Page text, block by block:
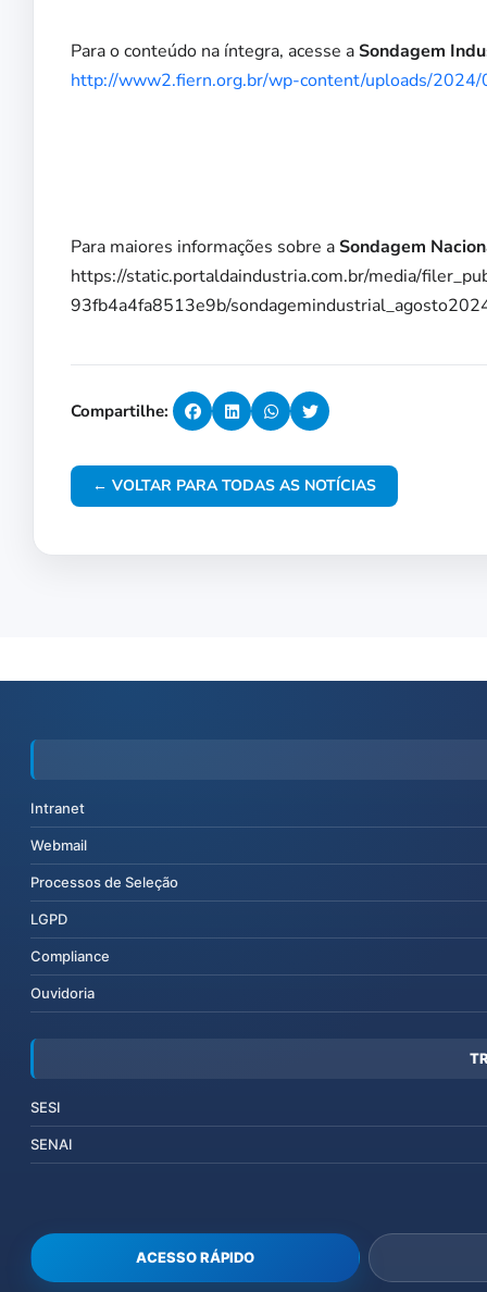
Para o conteúdo na íntegra, acesse aSondagem
http://www2.fiern.org.br/wp-content/uploads/2024/
Para maiores informações sobre aSondagem
https://static.portaldaindustria.com.br/media/
93fb4a4fa8513e9b/
Compartilhe:
← VOLTAR PARA TODAS AS NOTÍCIAS
Intranet
Webmail
Processos de Seleção
LGPD
Compliance
Ouvidoria
SESI
SENAI
ACESSO RÁPIDO